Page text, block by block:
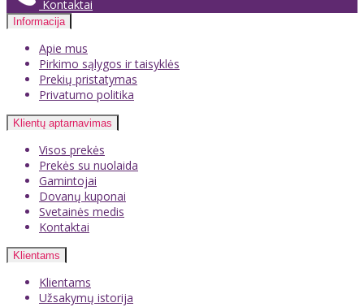
Kontaktai
Informacija
Apie mus
Pirkimo sąlygos ir taisyklės
Prekių pristatymas
Privatumo politika
Klientų aptarnavimas
Visos prekės
Prekės su nuolaida
Gamintojai
Dovanų kuponai
Svetainės medis
Kontaktai
Klientams
Klientams
Užsakymų istorija